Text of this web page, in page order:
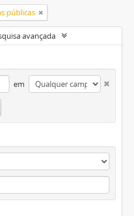
públicas
avançada
em